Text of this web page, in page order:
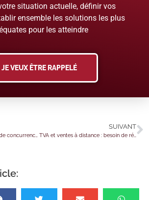
situation actuelle, définir vos
ensemble les solutions les plus
pour les atteindre
JE VEUX ÊTRE RAPPELÉ
SUIVANT
TVA et ventes à distance : besoin de régulariser votre situation ?